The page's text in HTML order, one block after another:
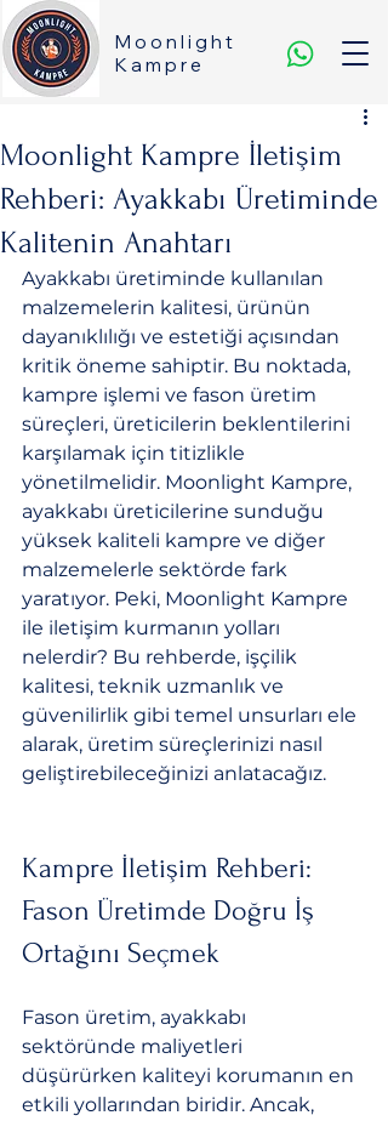
Moonlight
Kampre
Moonlight Kampre İletişim
Rehberi: Ayakkabı Üretiminde
Kalitenin Anahtarı
Ayakkabı üretiminde kullanılan
malzemelerin kalitesi, ürünün
dayanıklılığı ve estetiği açısından
kritik öneme sahiptir. Bu noktada,
kampre işlemi ve fason üretim
süreçleri, üreticilerin beklentilerini
karşılamak için titizlikle
yönetilmelidir. Moonlight Kampre,
ayakkabı üreticilerine sunduğu
yüksek kaliteli kampre ve diğer
malzemelerle sektörde fark
yaratıyor. Peki, Moonlight Kampre
ile iletişim kurmanın yolları
nelerdir? Bu rehberde, işçilik
kalitesi, teknik uzmanlık ve
güvenilirlik gibi temel unsurları ele
alarak, üretim süreçlerinizi nasıl
geliştirebileceğinizi anlatacağız.
Kampre İletişim Rehberi:
Fason Üretimde Doğru İş
Ortağını Seçmek
Fason üretim, ayakkabı
sektöründe maliyetleri
düşürürken kaliteyi korumanın en
etkili yollarından biridir. Ancak,